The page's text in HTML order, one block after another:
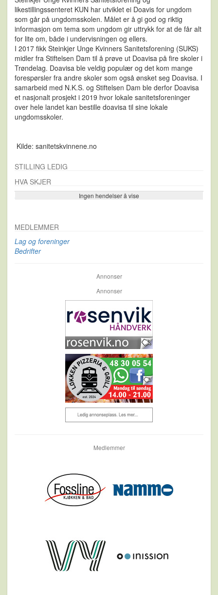
likestillingssenteret KUN har utviklet ei Doavis for ungdom
som går på ungdomsskolen. Målet er å gi god og riktig
informasjon om tema som ungdom gir uttrykk for at de får alt
for lite om, både i undervisningen og ellers.
I 2017 fikk Steinkjer Unge Kvinners Sanitetsforening (SUKS)
midler fra Stiftelsen Dam til å prøve ut Doavisa på fire skoler i
Trøndelag. Doavisa ble veldig populær og det kom mange
forespørsler fra andre skoler som også ønsket seg Doavisa. I
samarbeid med N.K.S. og Stiftelsen Dam ble derfor Doavisa
et nasjonalt prosjekt i 2019 hvor lokale sanitetsforeninger
over hele landet kan bestille doavisa til sine lokale
ungdomsskoler.
Kilde: sanitetskvinnene.no
STILLING LEDIG
HVA SKJER
Ingen hendelser å vise
Se flere…
MEDLEMMER
Lag og foreninger
Bedrifter
Annonser
Annonser
Medlemmer